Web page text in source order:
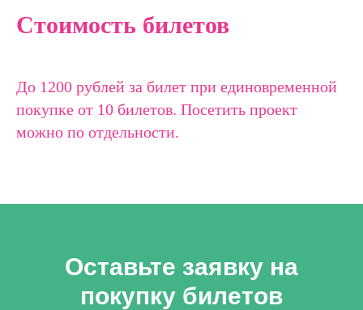
Стоимость билетов
До 1200 рублей за билет при единовременной
покупке от 10 билетов. Посетить проект
можно по отдельности.
Оставьте заявку на
покупку билетов